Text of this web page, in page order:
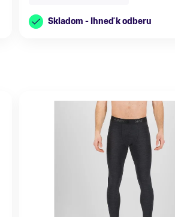
Skladom - Ihneď k odberu